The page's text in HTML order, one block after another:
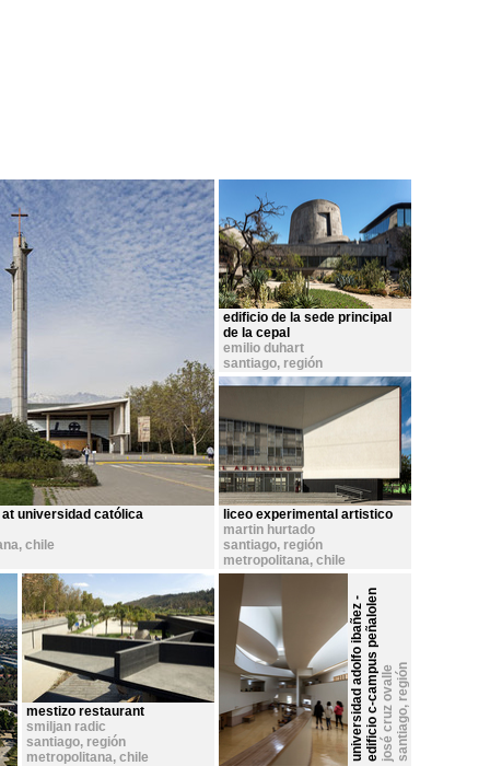
universidad católica
, chile
edificio de la sede principal
de la cepal
emilio duhart
santiago, región
metropolitana,chile
liceo experimental artistico
martin hurtado
santiago, región
metropolitana, chile
mestizo restaurant
smiljan radic
santiago, región
metropolitana, chile u
n
i
v
e
r
s
i
d
a
d
a
d
o
l
f
o
i
b
a
ñ
e
z
-
e
d
i
f
i
c
i
o
c
-
c
a
m
p
u
s
p
e
ñ
a
l
o
l
enjosé cruz ovalles
a
n
t
i
a
g
o
,
r
e
g
ó
n
m
e
t
r
o
p
o
l
i
t
a
n